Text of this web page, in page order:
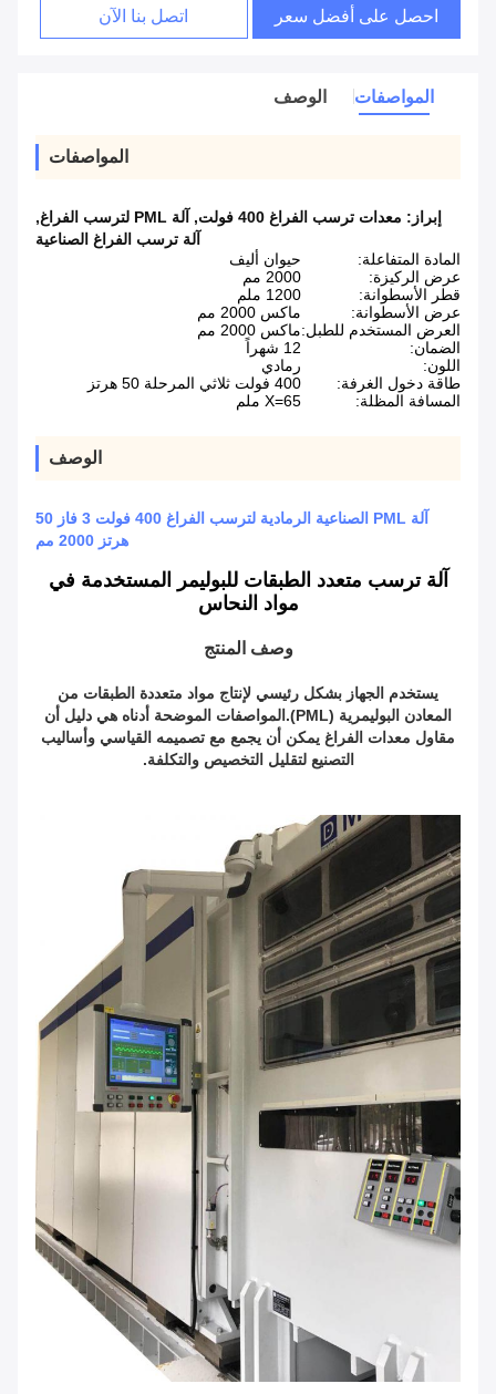
احصل على أفضل سعر اتصل بنا الآن
المواصفات الوصف
المواصفات
إبراز: معدات ترسب الفراغ 400 فولت , آلة PML لترسب الفراغ
,
آلة ترسب الفراغ الصناعية
المادة المتفاعلة:
حيوان أليف
عرض الركيزة:
2000 مم
قطر الأسطوانة:
1200 ملم
عرض الأسطوانة:
ماكس 2000 مم
العرض المستخدم للطبل:ماكس 2000 مم
الضمان:
12 شهراً
اللون:
رمادي
طاقة دخول الغرفة:
400 فولت ثلاثي المرحلة 50 هرتز
المسافة المظلة:
X=65 ملم
الوصف
آلة PML الصناعية الرمادية لترسب الفراغ 400 فولت 3 فاز 50
هرتز 2000 مم
آلة ترسب متعدد الطبقات للبوليمر المستخدمة في
مواد النحاس
وصف المنتج
يستخدم الجهاز بشكل رئيسي لإنتاج مواد متعددة الطبقات من
المعادن البوليمرية (PML).المواصفات الموضحة أدناه هي دليل أن
مقاول معدات الفراغ يمكن أن يجمع مع تصميمه القياسي وأساليب
التصنيع لتقليل التخصيص والتكلفة.